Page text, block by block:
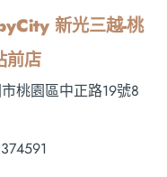
新光三越-桃
前店
桃園區中正路19號8